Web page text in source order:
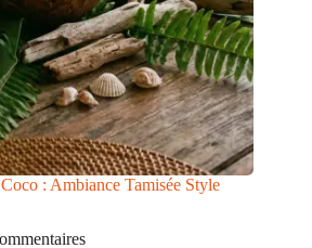
: Ambiance Tamisée Style